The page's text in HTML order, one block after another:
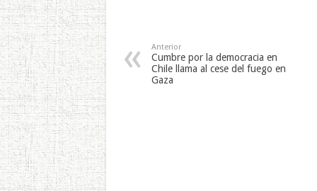
Anterior
Cumbre por la democracia en
Chile llama al cese del fuego en
Gaza